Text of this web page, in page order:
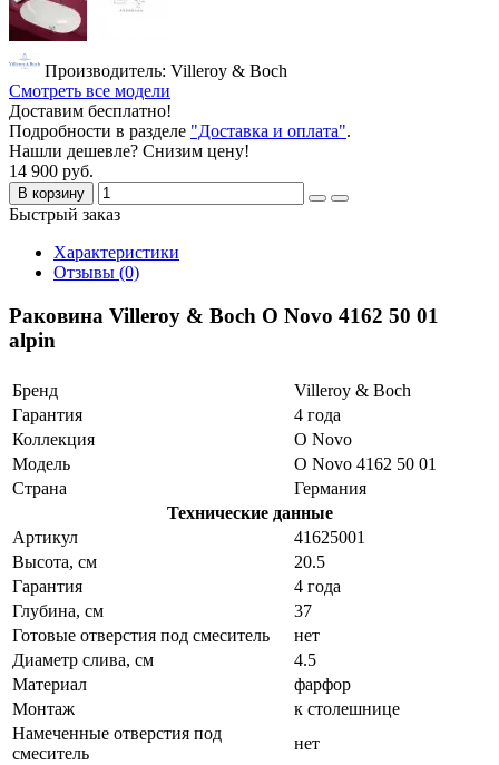
Производитель: Villeroy & Boch
Смотреть все модели
Доставим бесплатно!
Подробности в разделе "Доставка и оплата".
Нашли дешевле? Снизим цену!
14 900 руб.
В корзину
Быстрый заказ
Характеристики
Отзывы (0)
Раковина Villeroy & Boch O Novo 4162 50 01
alpin
Бренд
Villeroy & Boch
Гарантия
4 года
Коллекция
O Novo
Модель
O Novo 4162 50 01
Страна
Германия
Технические данные
Артикул
41625001
Высота, см
20.5
Гарантия
4 года
Глубина, см
37
Готовые отверстия под смеситель
нет
Диаметр слива, см
4.5
Материал
фарфор
Монтаж
к столешнице
Намеченные отверстия под
смеситель
нет